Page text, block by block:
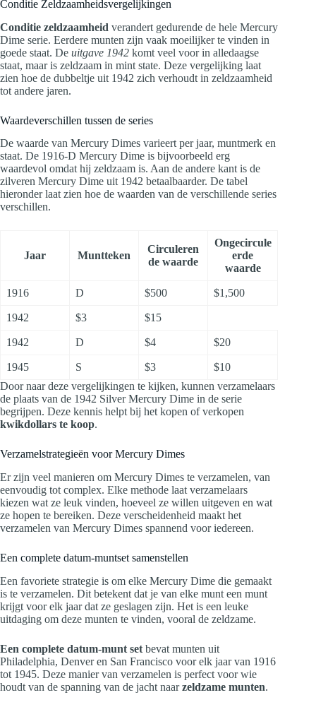
Conditie Zeldzaamheidsvergelijkingen
Conditie zeldzaamheid verandert gedurende de hele Mercury
Dime serie. Eerdere munten zijn vaak moeilijker te vinden in
goede staat. De uitgave 1942 komt veel voor in alledaagse
staat, maar is zeldzaam in mint state. Deze vergelijking laat
zien hoe de dubbeltje uit 1942 zich verhoudt in zeldzaamheid
tot andere jaren.
Waardeverschillen tussen de series
De waarde van Mercury Dimes varieert per jaar, muntmerk en
staat. De 1916-D Mercury Dime is bijvoorbeeld erg
waardevol omdat hij zeldzaam is. Aan de andere kant is de
zilveren Mercury Dime uit 1942 betaalbaarder. De tabel
hieronder laat zien hoe de waarden van de verschillende series
verschillen.
Jaar Muntteken
Circuleren
de waarde
Ongecircule
erde
waarde
1916 D $500 $1,500
1942 $3 $15
1942 D $4 $20
1945 S $3
$10
Door naar deze vergelijkingen te kijken, kunnen verzamelaars
de plaats van de 1942 Silver Mercury Dime in de serie
begrijpen. Deze kennis helpt bij het kopen of verkopen
kwikdollars te koop.
Verzamelstrategieën voor Mercury Dimes
Er zijn veel manieren om Mercury Dimes te verzamelen, van
eenvoudig tot complex. Elke methode laat verzamelaars
kiezen wat ze leuk vinden, hoeveel ze willen uitgeven en wat
ze hopen te bereiken. Deze verscheidenheid maakt het
verzamelen van Mercury Dimes spannend voor iedereen.
Een complete datum-muntset samenstellen
Een favoriete strategie is om elke Mercury Dime die gemaakt
is te verzamelen. Dit betekent dat je van elke munt een munt
krijgt voor elk jaar dat ze geslagen zijn. Het is een leuke
uitdaging om deze munten te vinden, vooral de zeldzame.
Een complete datum-munt set bevat munten uit
Philadelphia, Denver en San Francisco voor elk jaar van 1916
tot 1945. Deze manier van verzamelen is perfect voor wie
houdt van de spanning van de jacht naarzeldzame munten.